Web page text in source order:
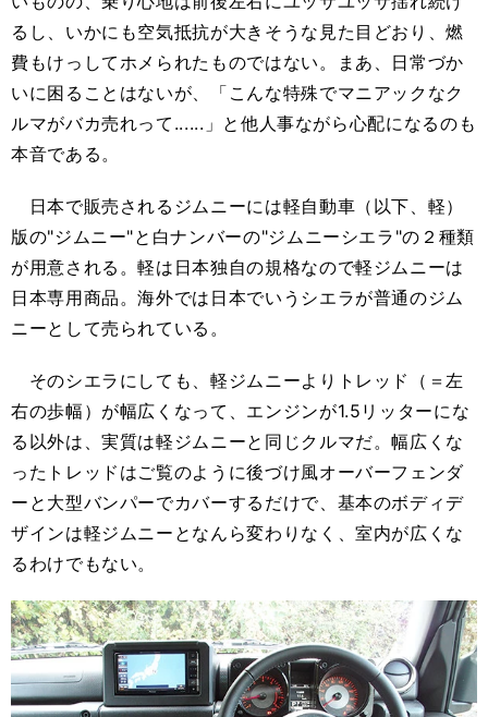
るし、いかにも空気抵抗が大きそうな見た目どおり、燃
費もけっしてホメられたものではない。まあ、日常づか
いに困ることはないが、「こんな特殊でマニアックなク
ルマがバカ売れって......」と他人事ながら心配になるのも
本音である。
日本で販売されるジムニーには軽自動車（以下、軽）
版の"ジムニー"と白ナンバーの"ジムニーシエラ"の２種類
が用意される。軽は日本独自の規格なので軽ジムニーは
日本専用商品。海外では日本でいうシエラが普通のジム
ニーとして売られている。
そのシエラにしても、軽ジムニーよりトレッド（＝左
右の歩幅）が幅広くなって、エンジンが1.5リッターにな
る以外は、実質は軽ジムニーと同じクルマだ。幅広くな
ったトレッドはご覧のように後づけ風オーバーフェンダ
ーと大型バンパーでカバーするだけで、基本のボディデ
ザインは軽ジムニーとなんら変わりなく、室内が広くな
るわけでもない。